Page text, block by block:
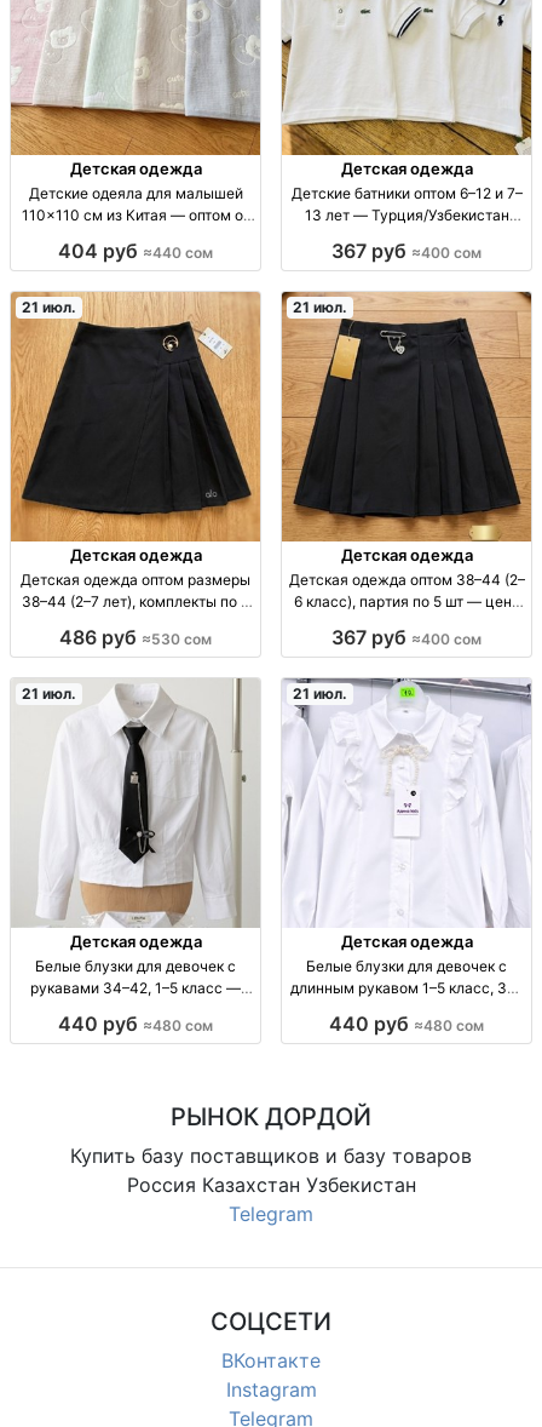
Детская одежда
Детские одеяла для малышей
110×110 см из Китая — оптом от
110×110 см, разн. расцв., опт от
404 руб ≈440 сом
Детская одежда
Детские батники оптом 6–12 и 7–
13 лет — Турция/Узбекистан
возраст: 6–12 л (5 шт), 7–13 л (5
школьна
367 руб ≈400 сом
21 июл.
Детская одежда
Детская одежда оптом размеры
38–44 (2–7 лет), комплекты по 4
опт; размеры 38–44; возр 2–7
Узбекистан
486 руб ≈530 сом
21 июл.
Детская одежда
Детская одежда оптом 38–44 (2–
6 класс), партия по 5 шт — цена
38–44; возраст 2–6 кл; партия 5
цена 400 KGS/л
367 руб ≈400 сом
21 июл.
Детская одежда
Белые блузки для девочек с
рукавами 34–42, 1–5 класс —
белая, с рукавами; разм. 34-42;
440 руб ≈480 сом
21 июл.
Детская одежда
Белые блузки для девочек с
длинным рукавом 1–5 класс, 34–
белая, дев., 1–5 кл, р-р 34–42,
440 руб ≈480 сом
РЫНОК ДОРДОЙ
Купить базу поставщиков и базу товаров
Россия Казахстан Узбекистан
Telegram
СОЦСЕТИ
ВКонтакте
Instagram
Telegram